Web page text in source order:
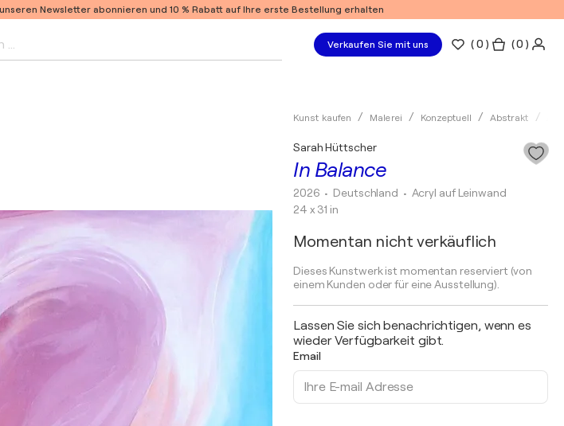
Newsletter abonnieren und 10 % Rabatt auf Ihre erste Bestellung erhalten
… Verkaufen Sie mit uns (0 ) ( 0 )
Kunst kaufen Malerei Konzeptuell Abstrakt
In Balance
Sarah Hüttscher
2026 • Deutschland • Acryl auf Leinwand
24 x 31 in
Momentan nicht verkäuflich
Dieses Kunstwerk ist momentan reserviert (von
einem Kunden oder für eine Ausstellung).
Lassen Sie sich benachrichtigen, wenn es
wieder Verfügbarkeit gibt.
Email